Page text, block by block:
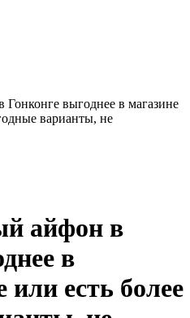
выгоднее в магазине
варианты, не
айфон в
в
или есть более